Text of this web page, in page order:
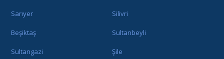
Sarıyer Silivri
Beşiktaş Sultanbeyli
Sultangazi Şile